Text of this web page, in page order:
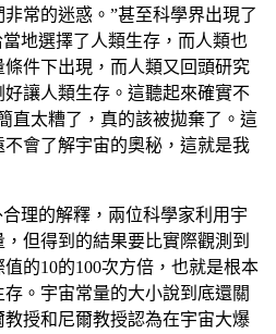
常的迷惑。”甚至科學界出現了
地選擇了人類生存，而人類也
件下出現，而人類又回頭研究
讓人類生存。這聽起來確實不
直太糟了，真的該被拋棄了。這
會了解宇宙的奧秘，這就是我
理的解釋，兩位科學家利用宇
但得到的結果要比實際觀測到
的10的100次方倍，也就是根本
。宇宙常量的大小說到底還關
授和尼爾教授認為在宇宙大爆